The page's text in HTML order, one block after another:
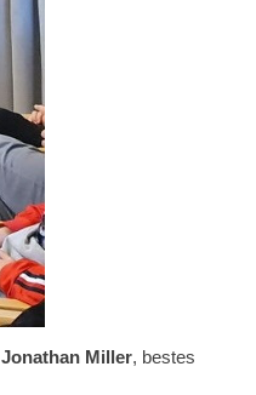
Jonathan Miller, bestes